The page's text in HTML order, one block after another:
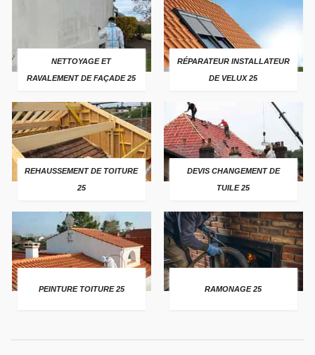
NETTOYAGE ET
RAVALEMENT DE FAÇADE 25
RÉPARATEUR INSTALLATEUR
DE VELUX 25
REHAUSSEMENT DE TOITURE
25
DEVIS CHANGEMENT DE
TUILE 25
PEINTURE TOITURE 25 RAMONAGE 25